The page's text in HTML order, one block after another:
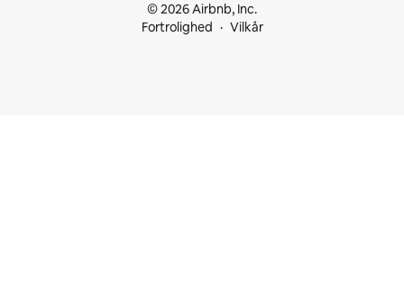
© 2026 Airbnb, Inc.
Fortrolighed
Vilkår